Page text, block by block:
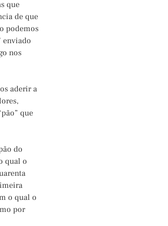
que
de que
podemos
enviado
nos
aderir a
que
do
qual o
o qual o
por